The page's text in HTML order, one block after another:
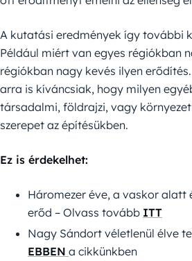
A kutatási eredmények így további
Például miért van egyes régiókban
régiókban nagy kevés ilyen
arra is kíváncsiak, hogy milyen
társadalmi, földrajzi, vagy
szerepet az építésükben.
Ez is érdekelhet:
Háromezer éve, a vaskor alatt
erőd – Olvass tovább ITT
Nagy Sándort véletlenül élve
EBBEN a cikkünkben